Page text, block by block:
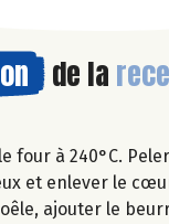
de la
four à 240°C.
et enlever le
ajouter le